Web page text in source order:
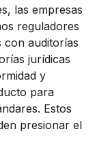
las empresas
reguladores
con auditorías
jurídicas
y
para
Estos
presionar el